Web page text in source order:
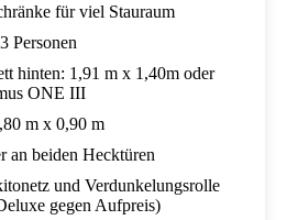
für viel Stauraum
Personen
hinten: 1,91 m x 1,40m oder
ONE III
m x 0,90 m
an beiden Hecktüren
und Verdunkelungsrolle
gegen Aufpreis)